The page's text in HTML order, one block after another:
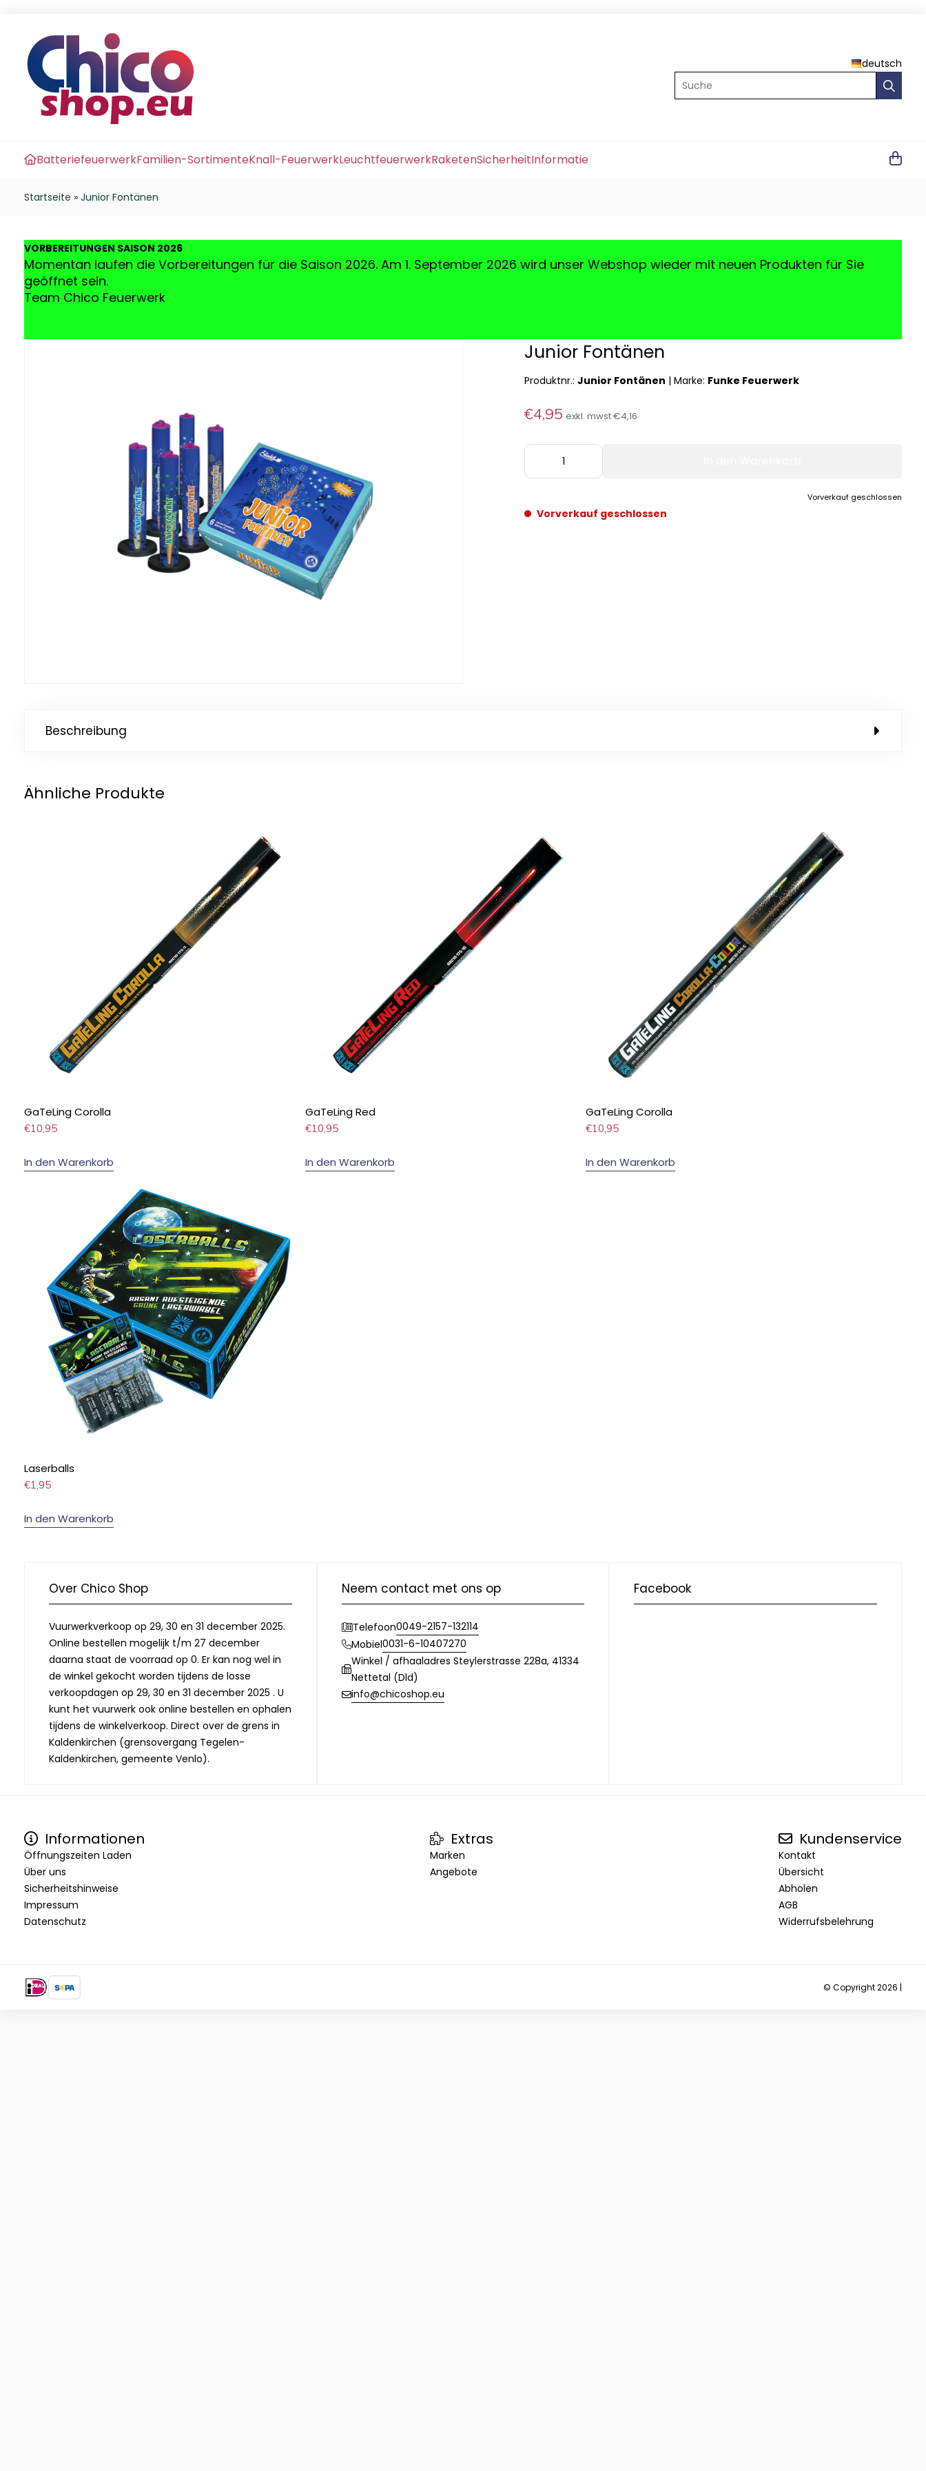
deutsch
Suche
BatteriefeuerwerkFamilien-SortimenteKnall-FeuerwerkLeuchtfeuerwerkRaketenSicherheitInformatie
Startseite » Junior Fontänen
VORBEREITUNGEN SAISON 2026
Momentan laufen die Vorbereitungen für die Saison 2026. Am 1. September 2026 wird unser Webshop wieder mit neuen Produkten für Sie
geöffnet sein.
Team Chico Feuerwerk
Junior Fontänen
Produktnr.:Junior Fontänen |Marke: Funke Feuerwerk
€4,95 exkl. mwst€4,16
Vorverkauf geschlossen
Vorverkauf geschlossen
Beschreibung
Ähnliche Produkte
GaTeLing Corolla
€10,95
In den Warenkorb
GaTeLing Red
€10,95
In den Warenkorb
GaTeLing Corolla
€10,95
In den Warenkorb
Laserballs
€1,95
In den Warenkorb
Over Chico Shop
Vuurwerkverkoop op 29, 30 en 31 december 2025.
Online bestellen mogelijk t/m 27 december
daarna staat de voorraad op 0. Er kan nog wel in
de winkel gekocht worden tijdens de losse
verkoopdagen op 29, 30 en 31 december 2025 . U
kunt het vuurwerk ook online bestellen en ophalen
tijdens de winkelverkoop. Direct over de grens in
Kaldenkirchen (grensovergang Tegelen-
Kaldenkirchen, gemeente Venlo).
Neem contact met ons op
Telefoon0049-2157-132114
Mobiel0031-6-10407270
Winkel / afhaaladres Steylerstrasse 228a, 41334
Nettetal (Dld)
info@chicoshop.eu
Facebook
Informationen
Öffnungszeiten Laden
Über uns
Sicherheitshinweise
Impressum
Datenschutz
Extras
Marken
Angebote
Kundenservice
Kontakt
Übersicht
Abholen
AGB
Widerrufsbelehrung
© Copyright 2026 |